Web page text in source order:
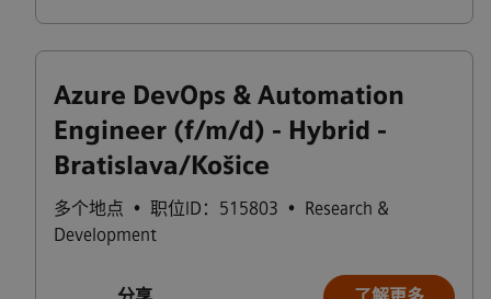
Azure DevOps & Automation
Engineer (f/m/d) - Hybrid -
Bratislava/Košice
多个地点 • 职位ID：515803 • Research &
Development